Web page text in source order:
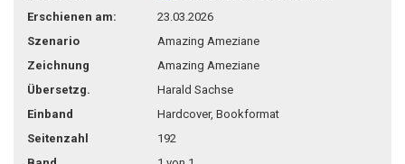
Erschienen am:
23.03.2026
Szenario
Amazing Ameziane
Zeichnung
Amazing Ameziane
Übersetzg.
Harald Sachse
Einband
Hardcover, Bookformat
Seitenzahl
192